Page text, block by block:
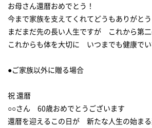
お母さん還暦おめでとう！
今まで家族を支えてくれてどうもありがとう
まだまだ先の長い人生ですが これから第
これからも体を大切に いつまでも健康で
●ご家族以外に贈る場合
祝 還暦
○○さん 60歳おめでとうございます
還暦を迎えるこの日が 新たな人生の始ま